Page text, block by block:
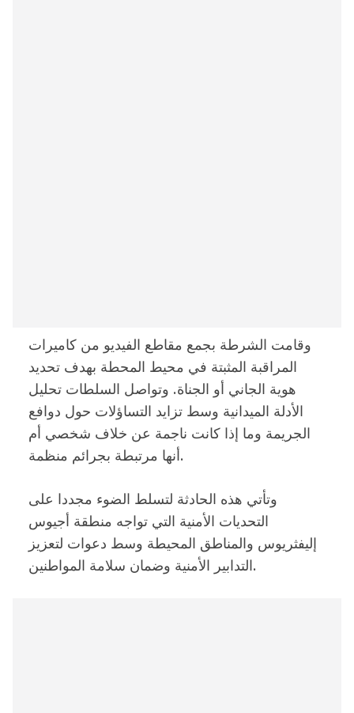
وقامت الشرطة بجمع مقاطع الفيديو من كاميرات
المراقبة المثبتة في محيط المحطة بهدف تحديد
هوية الجاني أو الجناة. وتواصل السلطات تحليل
الأدلة الميدانية وسط تزايد التساؤلات حول دوافع
الجريمة وما إذا كانت ناجمة عن خلاف شخصي أم
أنها مرتبطة بجرائم منظمة.
وتأتي هذه الحادثة لتسلط الضوء مجددا على
التحديات الأمنية التي تواجه منطقة أجيوس
إليفثريوس والمناطق المحيطة وسط دعوات لتعزيز
التدابير الأمنية وضمان سلامة المواطنين.